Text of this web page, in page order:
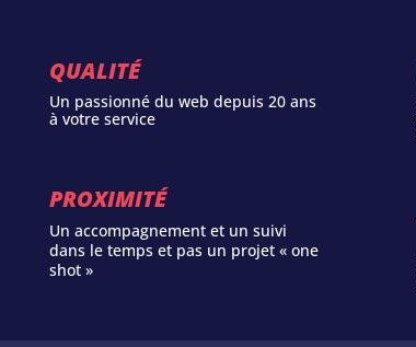
QUALITÉ
Un passionné du web depuis 20 ans
à votre service
PROXIMITÉ
Un accompagnement et un suivi
dans le temps et pas un projet « one
shot »